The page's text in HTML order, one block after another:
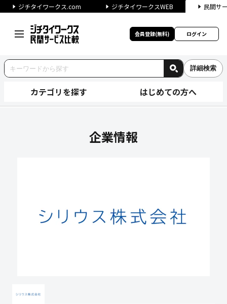
ジチタイワークス.com ジチタイワークスWEB 民間サ
会員登録(無料) ログイン
詳細検索
カテゴリを探す はじめての方へ
企業情報